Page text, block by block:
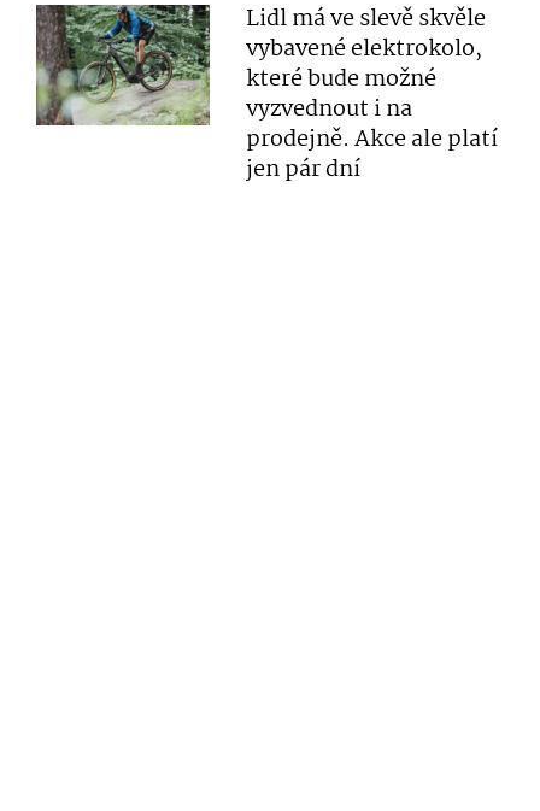
Lidl má ve slevě skvěle
vybavené elektrokolo,
které bude možné
vyzvednout i na
prodejně. Akce ale platí
jen pár dní